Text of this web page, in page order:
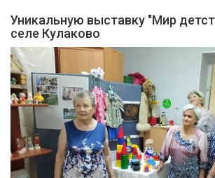
ОБЩЕСТВО
ЭКОНОМИКА
КУЛЬТУРА
БЕЗОПАСНОСТЬ
СПОРТ
Уникальную выставку "Мир
селе Кулаково